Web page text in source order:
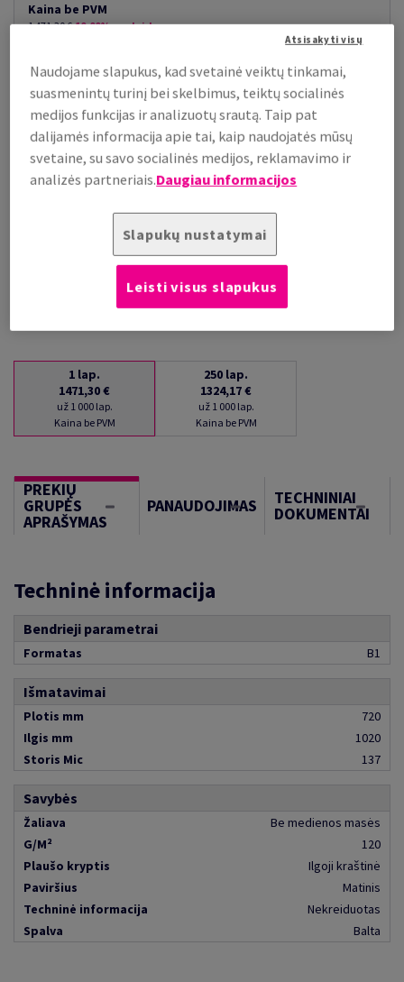
Kaina be PVM
1 471,30 € 10,00% nuolaida
už 1 000 lap.
(88 kg )
PRISTATYMAS APYTIKSLIAI PER 16 DIENAS (-Ų)
(NEGRĄŽINAMA PREKĖ)
Kiekių palyginimas
1 lap.
1471,30 €
už 1 000 lap.
Kaina be PVM
250 lap.
1324,17 €
už 1 000 lap.
Kaina be PVM
PREKIŲ
GRUPĖS
APRAŠYMAS
PANAUDOJIMAS TECHNINIAI
DOKUMENTAI
Techninė informacija
Bendrieji parametrai
Formatas B1
Išmatavimai
Plotis mm
720
Ilgis mm
1020
Storis Mic
137
Savybės
Žaliava
Be medienos masės
G/M²
120
Plaušo kryptis
Ilgoji kraštinė
Paviršius
Matinis
Techninė informacija
Nekreiduotas
Spalva
Balta
Naudojame slapukus, kad svetainė veiktų tinkamai,
suasmenintų turinį bei skelbimus, teiktų socialinės
medijos funkcijas ir analizuotų srautą. Taip pat
dalijamės informacija apie tai, kaip naudojatės mūsų
svetaine, su savo socialinės medijos, reklamavimo ir
analizės partneriais.Daugiau informacijos
Slapukų nustatymai
Atsisakyti visų
Leisti visus slapukus